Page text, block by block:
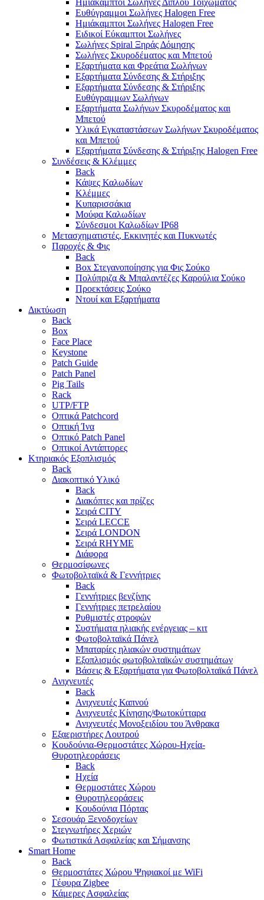
Ευθύγραμμοι Σωλήνες Halogen Free
Ημιάκαμπτοι Σωλήνες Halogen Free
Ειδικοί Εύκαμπτοι Σωλήνες
Σωλήνες Spiral Ξηράς Δόμησης
Σωλήνες Σκυροδέματος και Μπετού
Εξαρτήματα και Φρεάτια Σωλήνων
Εξαρτήματα Σύνδεσης & Στήριξης
Εξαρτήματα Σύνδεσης & Στήριξης
Ευθύγραμμων Σωλήνων
Εξαρτήματα Σωλήνων Σκυροδέματος και
Μπετού
Υλικά Εγκαταστάσεων Σωλήνων Σκυροδέματος
και Μπετού
Εξαρτήματα Σύνδεσης & Στήριξης Halogen Free
Συνδέσεις & Κλέμμες
Back
Κάψες Καλωδίων
Κλέμμες
Κυπαρισσάκια
Μούφα Καλωδίων
Σύνδεσμοι Καλωδίων IP68
Μετασχηματιστές, Εκκινητές και Πυκνωτές
Παροχές & Φις
Back
Box Στεγανοποίησης για Φις Σούκο
Πολύπριζα & Μπαλαντέζες Καρούλια Σούκο
Προεκτάσεις Σούκο
Ντουί και Εξαρτήματα
Δικτύωση
Back
Box
Face Place
Keystone
Patch Guide
Patch Panel
Pig Tails
Rack
UTP/FTP
Οπτικά Patchcord
Οπτική Ίνα
Οπτικό Patch Panel
Οπτικοί Αντάπτορες
Κτηριακός Εξοπλισμός
Back
Διακοπτικό Υλικό
Back
Διακόπτες και πρίζες
Σειρά CITY
Σειρά LECCE
Σειρά LONDON
Σειρά RHYME
Διάφορα
Θερμοσίφωνες
Φωτοβολταϊκά & Γεννήτριες
Back
Γεννήτριες βενζίνης
Γεννήτριες πετρελαίου
Ρυθμιστές στροφών
Συστήματα ηλιακής ενέργειας – κιτ
Φωτοβολταϊκά Πάνελ
Μπαταρίες ηλιακών συστημάτων
Εξοπλισμός φωτοβολταϊκών συστημάτων
Βάσεις & Εξαρτήματα για Φωτοβολταϊκά Πάνελ
Ανιχνευτές
Back
Ανιχνευτές Καπνού
Ανιχνευτές Κίνησης/Φωτοκύτταρα
Ανιχνευτές Μονοξειδίου του Άνθρακα
Εξαεριστήρες Λουτρού
Κουδούνια-Θερμοστάτες Χώρου-Ηχεία-
Θυροτηλεοράσεις
Back
Ηχεία
Θερμοστάτες Χώρου
Θυροτηλεοράσεις
Κουδούνια Πόρτας
Σεσουάρ Ξενοδοχείων
Στεγνωτήρες Χεριών
Φωτιστικά Ασφαλείας και Σήμανσης
Smart Home
Back
Θερμοστάτες Χώρου Ψηφιακοί με WiFi
Γέφυρα Zigbee
Κάμερες Ασφαλείας